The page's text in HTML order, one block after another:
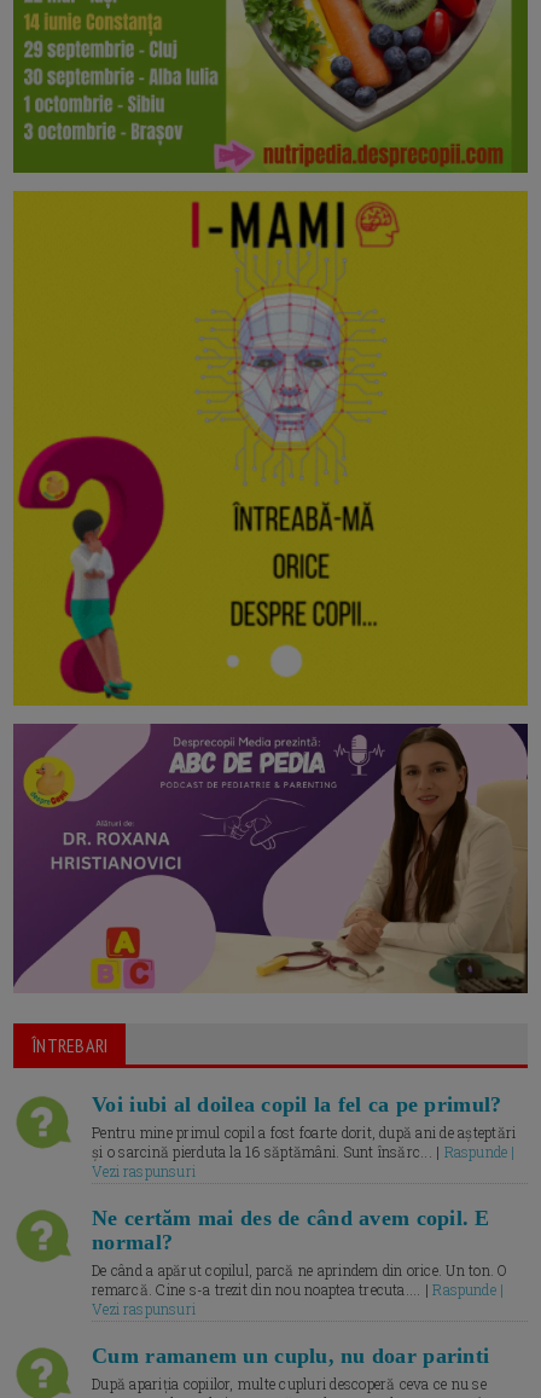
ÎNTREBARI
Voi iubi al doilea copil la fel ca pe primul?
Pentru mine primul copil a fost foarte dorit, după ani de așteptări
și o sarcină pierduta la 16 săptămâni. Sunt însărc... | Raspunde |
Vezi raspunsuri
Ne certăm mai des de când avem copil. E
normal?
De când a apărut copilul, parcă ne aprindem din orice. Un ton. O
remarcă. Cine s-a trezit din nou noaptea trecuta.... |Raspunde |
Vezi raspunsuri
Cum ramanem un cuplu, nu doar parinti
După apariția copiilor, multe cupluri descoperă ceva ce nu se